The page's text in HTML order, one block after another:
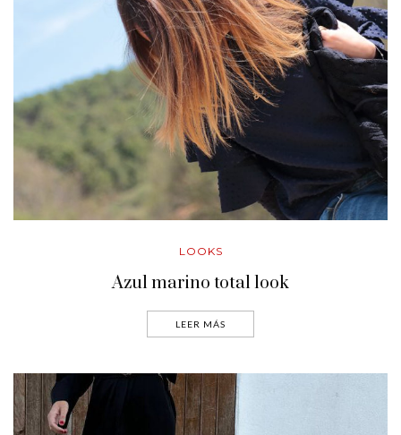
LOOKS
Azul marino total look
LEER MÁS